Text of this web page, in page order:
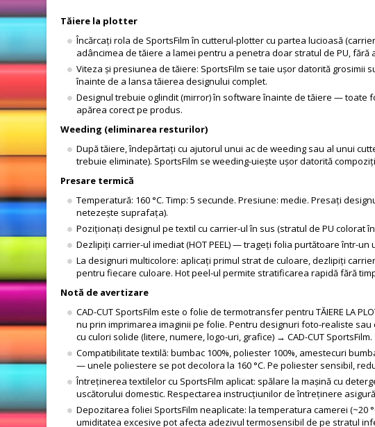
Tăiere la plotter
Încărcați rola de SportsFilm în cutterul-plotter cu partea lucioasă
adâncimea de tăiere a lamei pentru a penetra doar stratul de PU, fără
Viteza și presiunea de tăiere: SportsFilm se taie ușor datorită
înainte de a lansa tăierea designului complet.
Designul trebuie oglindit (mirror) în software înainte de tăiere — toate
apărea corect pe produs.
Weeding (eliminarea resturilor)
După tăiere, îndepărtați cu ajutorul unui ac de weeding sau al unui
trebuie eliminate). SportsFilm se weeding-uiește ușor datorită
Presare termică
Temperatură: 160 °C. Timp: 5 secunde. Presiune: medie. Presați
netezește suprafața).
Poziționați designul pe textil cu carrier-ul în sus (stratul de PU
Dezlipiți carrier-ul imediat (HOT PEEL) — trageți folia purtătoare într-
La designuri multicolore: aplicați primul strat de culoare, dezlipiți
pentru fiecare culoare. Hot peel-ul permite stratificarea rapidă fără
Notă de avertizare
CAD-CUT SportsFilm este o folie de termotransfer pentru TĂIERE LA
nu prin imprimarea imaginii pe folie. Pentru designuri foto-realiste
cu culori solide (litere, numere, logo-uri, grafice) → CAD-CUT SportsFilm.
Compatibilitate textilă: bumbac 100%, poliester 100%, amestecuri
— unele poliestere se pot decolora la 160 °C. Pe poliester sensibil,
Întreținerea textilelor cu SportsFilm aplicat: spălare la mașină cu
uscătorului domestic. Respectarea instrucțiunilor de întreținere
Depozitarea foliei SportsFilm neaplicate: la temperatura camerei (~20
umiditatea excesive pot afecta adezivul termosensibil de pe stratul